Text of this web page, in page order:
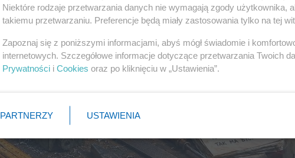
Niektóre rodzaje przetwarzania danych nie wymagają zgody użytkownika,
takiemu przetwarzaniu. Preferencje będą miały zastosowania tylko na tej
Zapoznaj się z poniższymi informacjami, abyś mógł świadomie i
internetowych. Szczegółowe informacje dotyczące przetwarzania Twoich
Prywatności i Cookies oraz po kliknięciu w „Ustawienia”.
PARTNERZY USTAWIENIA